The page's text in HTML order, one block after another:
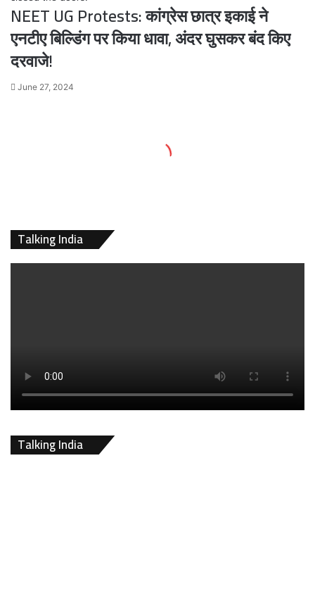
NEET UG Protests: कांग्रेस छात्र इकाई ने
एनटीए बिल्डिंग पर किया धावा, अंदर घुसकर बंद किए
दरवाजे!
June 27, 2024
Talking India
Talking India